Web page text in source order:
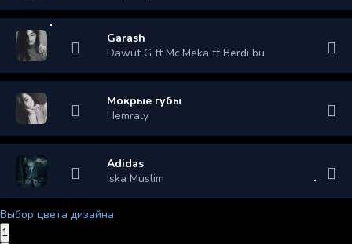
Garash
Dawut G ft Mc.Meka ft Berdi bu
Мокрые губы
Hemraly
Adidas
Iska Muslim
Выбор цвета дизайна
1